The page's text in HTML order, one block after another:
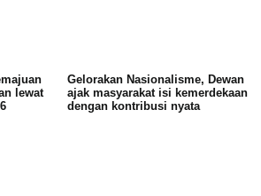
lewat
Gelorakan Nasionalisme, Dewan
ajak masyarakat isi kemerdekaan
dengan kontribusi nyata